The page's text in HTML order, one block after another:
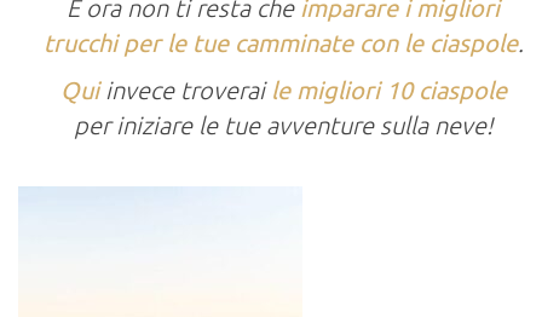
E ora non ti resta che imparare i migliori
trucchi per le tue camminate con le ciaspole.
Quiinvece troverai le migliori 10 ciaspole
per iniziare le tue avventure sulla neve!